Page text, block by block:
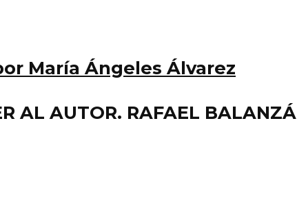
María Ángeles Álvarez
AL AUTOR. RAFAEL BALANZÁ